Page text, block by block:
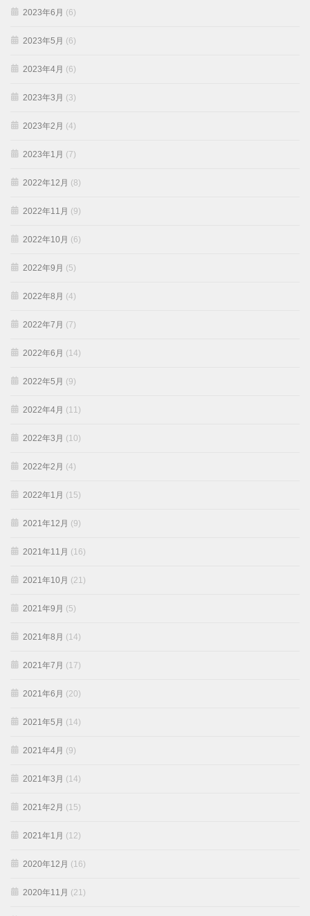
2023年6月 (6)
2023年5月 (6)
2023年4月 (6)
2023年3月 (3)
2023年2月 (4)
2023年1月 (7)
2022年12月 (8)
2022年11月 (9)
2022年10月 (6)
2022年9月 (5)
2022年8月 (4)
2022年7月 (7)
2022年6月 (14)
2022年5月 (9)
2022年4月 (11)
2022年3月 (10)
2022年2月 (4)
2022年1月 (15)
2021年12月 (9)
2021年11月 (16)
2021年10月 (21)
2021年9月 (5)
2021年8月 (14)
2021年7月 (17)
2021年6月 (20)
2021年5月 (14)
2021年4月 (9)
2021年3月 (14)
2021年2月 (15)
2021年1月 (12)
2020年12月 (16)
2020年11月 (21)